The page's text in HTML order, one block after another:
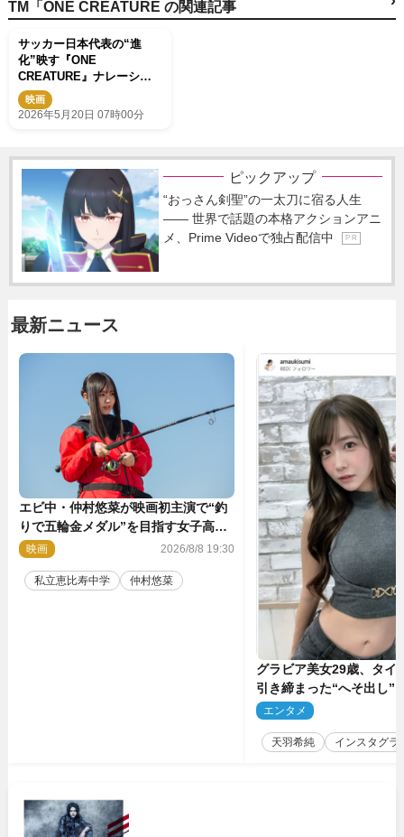
TM「ONE CREATURE の関連記事
サッカー日本代表の“進
化”映す『ONE
CREATURE』ナレーショ
ンは永⼭瑛太に！
映画
2026年5月20日 07時00分
ピックアップ
“おっさん剣聖”の一太刀に宿る人生
―― 世界で話題の本格アクションアニ
メ、Prime Videoで独占配信中
P R
最新ニュース
エビ中・仲村悠菜が映画初主演で“釣
りで五輪金メダル”を目指す女子高生
に！ 映画『つりこまち』今秋公開
映画 2026/8/8 19:30
私立恵比寿中学 仲村悠菜
グラビア美女29歳、タイ
引き締まった“へそ出し”
「可愛い過ぎる」
エンタメ
天羽希純 インスタグラ